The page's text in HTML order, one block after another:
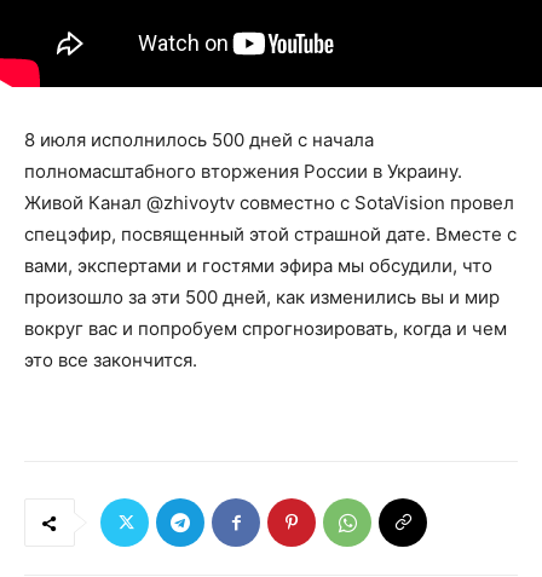
8 июля исполнилось 500 дней с начала
полномасштабного вторжения России в Украину.
Живой Канал @zhivoytv совместно с SotaVision провел
спецэфир, посвященный этой страшной дате. Вместе с
вами, экспертами и гостями эфира мы обсудили, что
произошло за эти 500 дней, как изменились вы и мир
вокруг вас и попробуем спрогнозировать, когда и чем
это все закончится.